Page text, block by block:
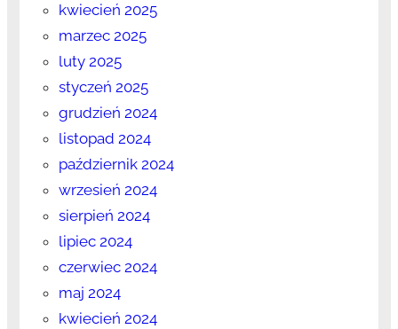
kwiecień 2025
marzec 2025
luty 2025
styczeń 2025
grudzień 2024
listopad 2024
październik 2024
wrzesień 2024
sierpień 2024
lipiec 2024
czerwiec 2024
maj 2024
kwiecień 2024